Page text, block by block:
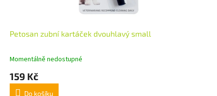
Petosan zubní kartáček dvouhlavý small
Momentálně nedostupné
159 Kč
Do košíku